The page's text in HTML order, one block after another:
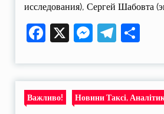
исследования), Сергей Шабовта
Facebook
X
Важливо! Новини Таксі,